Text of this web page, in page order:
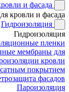
и фасада
кровли и фасада
Гидроизоляция
Гидроизоляция
пленки
мембраны для
кровли
покрытием
фасадов
Пароизоляция